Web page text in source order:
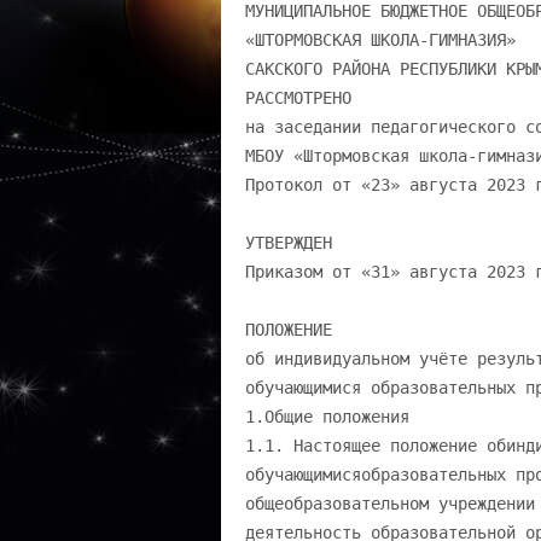
МУНИЦИПАЛЬНОЕ БЮДЖЕТНОЕ ОБЩЕОБРАЗОВАТЕЛЬНОЕ УЧРЕЖДЕНИЕ «ШТОРМОВСКАЯ ШКОЛА-ГИМНАЗИЯ» САКСКОГО РАЙОНА РЕСПУБЛИКИ КРЫМ РАССМОТРЕНО на заседании педагогического совета МБОУ «Штормовская школа-гимназия» Протокол от «23» августа 2023 г. № 11 УТВЕРЖДЕН Приказом от «31» августа 2023 г. № 156 ПОЛОЖЕНИЕ об индивидуальном учёте результатов освоения обучающимися образовательных программ 1.Общие положения 1.1. Настоящее положение обиндивидуальном учёте результатов освоения обучающимисяобразовательных программ в муниципальном бюджетном общеобразовательном учреждении «Штормовская школа-гимназия» регламентирует деятельность образовательной организации (далее – ОО) в части: - осуществления индивидуального учёта результатов освоения обучающимися основных образовательных программ,а также результатов освоения дополнительных образовательных программ, реализуемых в ОО; - деятельности педагогов и администрации ОО по учёту индивидуальных образовательных достижений освоения обучающимися образовательных программ, реализуемых в ОО; - порядка хранения в архивах индивидуальной информации о результатах освоения обучающимися образовательных программ; - зачёта индивидуальных достижений одарённых обучающихся, сведения о которых размещены в государственном информационном ресурсе о детях, проявивших выдающиеся способности, в ходе промежуточной и/или итоговой аттестации по предметам, не выносимым на ГИА. 1.2. Положение обиндивидуальном учёте результатов освоения обучающимися образовательных программ (далее - Положение) разработано в соответствии сФедеральным законом от 29.12.2012 г.№ 273-ФЗ «Об образовании в Российской Федерации» с изменениями 2023 г.;Федеральным государственным образовательным стандартом начального общего образования, утверждённым Приказом Министерством просвещения России от 31.05.2021 № 286; Федеральным государственным образовательным стандартом основного общего образования, утверждённым Приказом Министерством просвещения России от 31.05.2021 № 287; Федеральным государственным образовательным стандартом среднего общего образования, утверждённым Приказом Министерства образования и науки России от 17.05.2012 № 413; Правилами выявления детей, проявивших выдающиеся способности, сопровождения и мониторинга их дальнейшего развития,утверждённымиПостановлением Правительства РФ от 17.11.2015 № 1239; Приказом Минпросвещения России от 15.02.2022 № 77 "Об утверждении Порядка формирования и ведения государственного информационного ресурса о лицах, проявивших выдающиеся способности"; 1.2.2.С нормативными правовыми актами субъекта РФ; 1.2.3.C документами образовательной организации: Уставом Муниципального бюджетного общеобразовательного учреждения «Штормовская школа-гимназия»; - основными образовательными программами НОО, ООО, СОО; - дополнительными образовательными программами; - локальными нормативными актами ОО: Положением о внутренней системе оценки качества образования в ОО; Положением о формах, периодичности, порядке текущего контроля успеваемости и промежуточной аттестации обучающихся в ОО; Положением о портфолио обучающихся; Порядком зачёта ОО результатов освоения обучающимися учебных предметов, курсов, дисциплин (модулей), практики, дополнительных образовательных программ в других организациях, осуществляющих образовательную деятельность; Положением о внутришкольном контроле в ОО; Положением о поощрении обучающихся в ОО; Порядком/Положением хранения в архивах ОО на бумажных и/или электронных носителях результатов освоения обучающимися образовательныхпрограмм 1; 1.3. В положении используются следующие понятия, термины и сокращения: - индивидуальное образовательное достижение обучающегося – результат освоения обучающимся общеобразовательных программ – начального общего, основного общего, среднего общего образования, а также дополнительных образовательных программ (общеразвивающих и/или предпрофессиональных); - личное дело – сгруппированная и оформленная в соответствии с установленными требованиями совокупность документов, содержащих сведения об обучающемся, предусмотренные нормативными правовыми актами, локальными нормативными актами и организационно-распорядительными документами ОО; - портфолио обучающегося – комплекс документов, отражающих совокупность индивидуальных образовательных достижений обучающегося в урочной и/или внеурочной деятельности; - поощрение – способ/метод стимулирования, побуждения обучающегося к образовательной, творческой, спортивной и иным видам деятельности. Реализуется через признание значимости и важности поощряемой деятельности, во всестороннем содействии её успешности, в публичном одобрении достигнутых результатов и в выделении особо отличившихся: их награждение в виде призов, дипломов, памятных подарков; - ФГОС – федеральные государственные образовательные стандарты общего образования; - ФООП – Федеральная общеобразовательная программа; - ООП - основная образовательная программа. 2.Цели и задачи индивидуального учёта результатов освоения обучающимися образовательных программ. 2.1. Целью индивидуального учёта результатов освоения образовательных программ обучающимися ОО является определение образовательных потребностей и интересов личности, эффективное и поступательное развитие способностей обучающихся, выявление индивидуальных проблем в обучении и их своевременное решение. 2.2. Задачи индивидуального учёта результатов освоения образовательных программ: - определение уровня освоения обучающимися осваиваемых ими образовательных программ; - установление степени соответствия фактически